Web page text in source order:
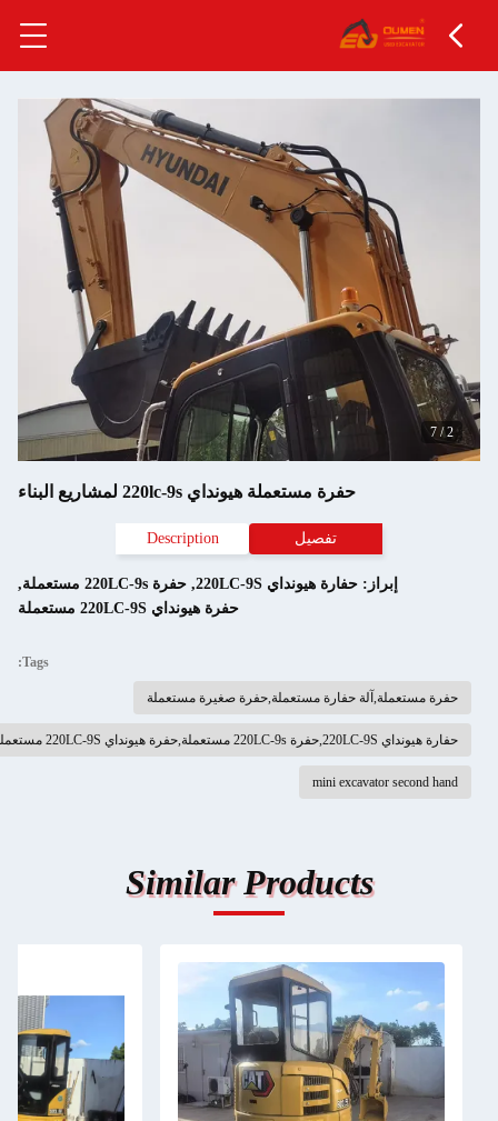
/
7
حفرة مستعملة هيونداي 220lc-9s لمشاريع البناء
تفصيل Description
إبراز: حفارة هيونداي 220LC-9S ,حفرة 220LC-9s مستعملة
,
حفرة هيونداي 220LC-9S مستعملة
Tags:
حفرة مستعملة,آلة حفارة مستعملة,حفرة صغيرة مستعملة
حفارة هيونداي 220LC-9S,حفرة 220LC-9s مستعملة,حفرة هيونداي 220LC-9S مستعملة
mini excavator second hand
Similar Products